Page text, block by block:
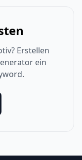
Erstellen
ein